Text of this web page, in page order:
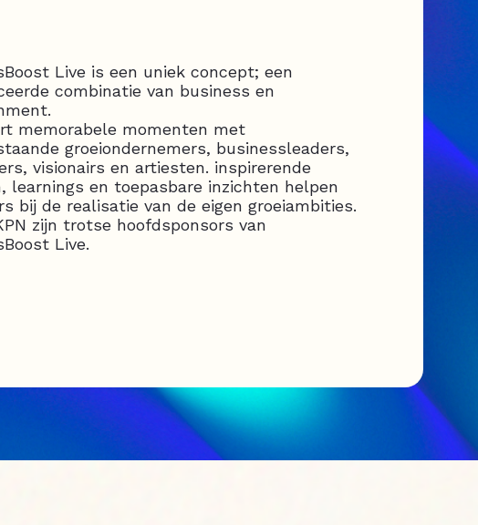
Live is een uniek concept; een
combinatie van business en
memorabele momenten met
groeiondernemers, businessleaders,
visionairs en artiesten. inspirerende
learnings en toepasbare inzichten helpen
bij de realisatie van de eigen groeiambities.
zijn trotse hoofdsponsors van
Live.